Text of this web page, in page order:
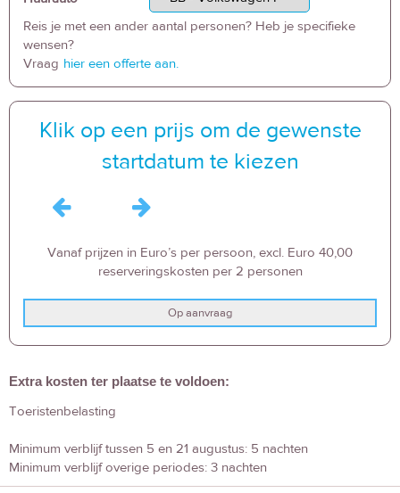
Reis je met een ander aantal personen? Heb je specifieke
wensen?
Vraag hier een offerte aan.
Klik op een prijs om de gewenste
startdatum te kiezen
Vanaf prijzen in Euro’s per persoon, excl. Euro 40,00
reserveringskosten per 2 personen
Op aanvraag
Extra kosten ter plaatse te voldoen:
Toeristenbelasting
Minimum verblijf tussen 5 en 21 augustus: 5 nachten
Minimum verblijf overige periodes: 3 nachten